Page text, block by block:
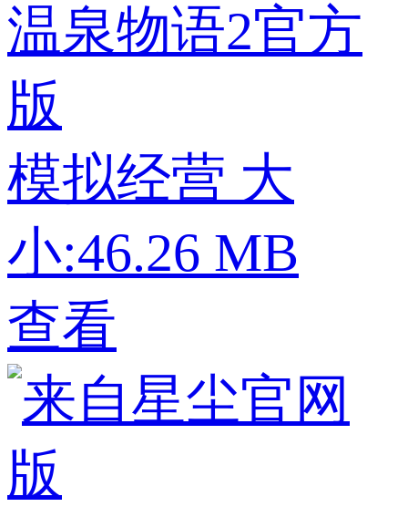
温泉物语2官方
版
模拟经营 大
小:46.26 MB
查看